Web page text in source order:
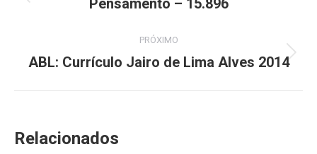
Pensamento – 15.896
PRÓXIMO
Próximo
ABL: Currículo Jairo de Lima Alves 2014
Relacionados